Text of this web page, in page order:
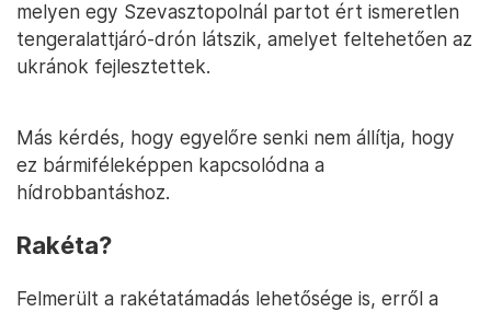
melyen egy Szevasztopolnál partot ért ismeretlen
tengeralattjáró-drón látszik, amelyet feltehetően az
ukránok fejlesztettek.
Más kérdés, hogy egyelőre senki nem állítja, hogy
ez bármiféleképpen kapcsolódna a
hídrobbantáshoz.
Rakéta?
Felmerült a rakétatámadás lehetősége is, erről a